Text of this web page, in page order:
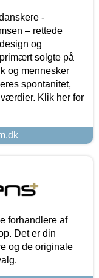
-
– rettede
og
solgte på
og mennesker
spontanitet,
Klik her for
forhandlere af
Det er din
og de originale